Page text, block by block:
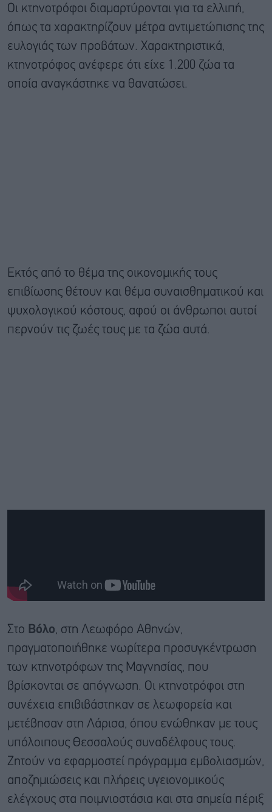
Οι κτηνοτρόφοι διαμαρτύρονται για τα ελλιπή,
όπως τα χαρακτηρίζουν μέτρα αντιμετώπισης της
ευλογιάς των προβάτων. Χαρακτηριστικά,
κτηνοτρόφος ανέφερε ότι είχε 1.200 ζώα τα
οποία αναγκάστηκε να θανατώσει.
Εκτός από το θέμα της οικονομικής τους
επιβίωσης θέτουν και θέμα συναισθηματικού και
ψυχολογικού κόστους, αφού οι άνθρωποι αυτοί
περνούν τις ζωές τους με τα ζώα αυτά.
Στο Βόλο, στη Λεωφόρο Αθηνών,
πραγματοποιήθηκε νωρίτερα προσυγκέντρωση
των κτηνοτρόφων της Μαγνησίας, που
βρίσκονται σε απόγνωση. Οι κτηνοτρόφοι στη
συνέχεια επιβιβάστηκαν σε λεωφορεία και
μετέβησαν στη Λάρισα, όπου ενώθηκαν με τους
υπόλοιπους Θεσσαλούς συναδέλφους τους.
Ζητούν να εφαρμοστεί πρόγραμμα εμβολιασμών,
αποζημιώσεις και πλήρεις υγειονομικούς
ελέγχους στα ποιμνιοστάσια και στα σημεία πέριξ